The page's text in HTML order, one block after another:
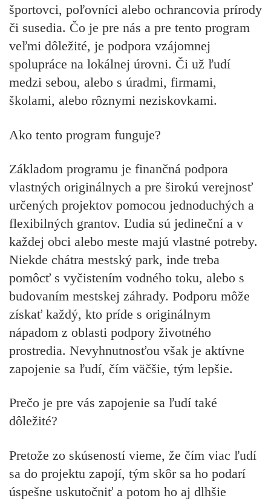
športovci, poľovníci alebo ochrancovia prírody
či susedia. Čo je pre nás a pre tento program
veľmi dôležité, je podpora vzájomnej
spolupráce na lokálnej úrovni. Či už ľudí
medzi sebou, alebo s úradmi, firmami,
školami, alebo rôznymi neziskovkami.
Ako tento program funguje?
Základom programu je finančná podpora
vlastných originálnych a pre širokú verejnosť
určených projektov pomocou jednoduchých a
flexibilných grantov. Ľudia sú jedineční a v
každej obci alebo meste majú vlastné potreby.
Niekde chátra mestský park, inde treba
pomôcť s vyčistením vodného toku, alebo s
budovaním mestskej záhrady. Podporu môže
získať každý, kto príde s originálnym
nápadom z oblasti podpory životného
prostredia. Nevyhnutnosťou však je aktívne
zapojenie sa ľudí, čím väčšie, tým lepšie.
Prečo je pre vás zapojenie sa ľudí také
dôležité?
Pretože zo skúseností vieme, že čím viac ľudí
sa do projektu zapojí, tým skôr sa ho podarí
úspešne uskutočniť a potom ho aj dlhšie